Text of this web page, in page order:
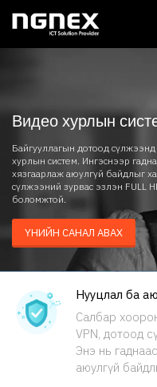
Видео хурлын
Байгууллагын дотоод
хурлын систем. Ингэснээр
хязгаарлаж аюулгүй байдлыг
сүлжээний зурвас эзлэн FULL
боломжтой.
ҮНИЙН САНАЛ АВАХ
Нууцлал ба
Салбар
VPN, дотоод
Энэ нь
аюулгүй